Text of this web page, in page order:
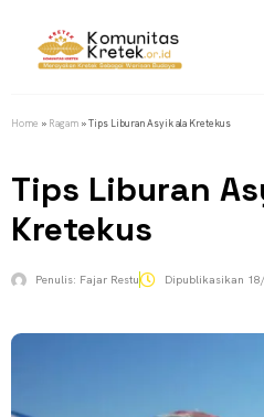
Home » Ragam »Tips Liburan Asyik ala Kretekus
Tips Liburan
Kretekus
Penulis: Fajar Restu Dipublikasikan